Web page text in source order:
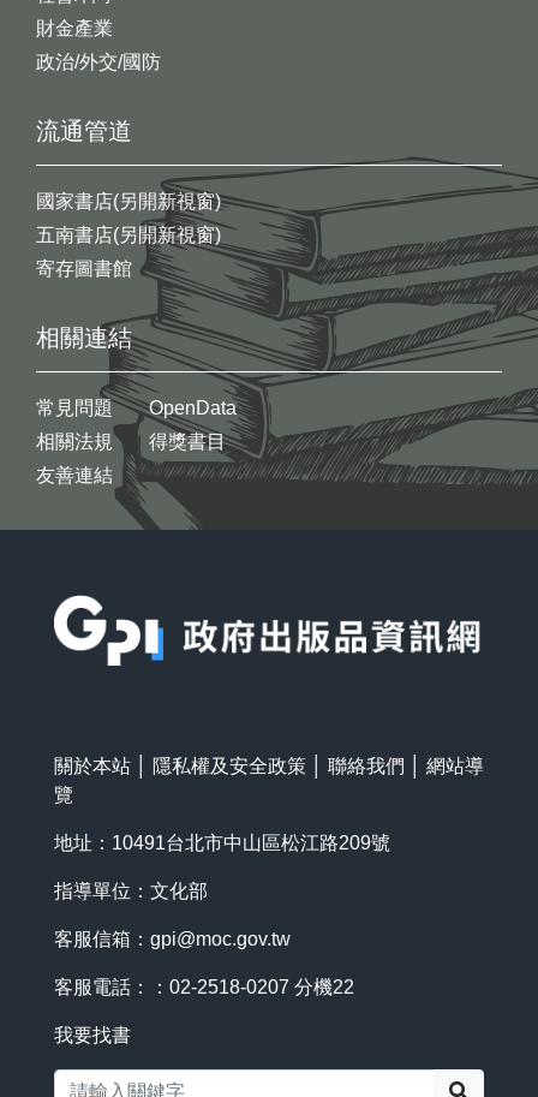
財金產業
政治/外交/國防
流通管道
國家書店(另開新視窗)
五南書店(另開新視窗)
寄存圖書館
相關連結
常見問題
相關法規
友善連結
OpenData
得獎書目
關於本站 隱私權及安全政策 聯絡我們
網站導
覽
地址：10491台北市中山區松江路209號
指導單位：文化部
客服信箱： gpi@moc.gov.tw
客服電話：：02-2518-0207 分機22
我要找書